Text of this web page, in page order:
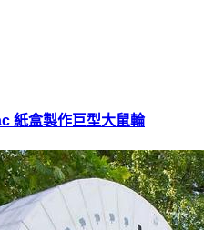
紙盒製作巨型大鼠輪